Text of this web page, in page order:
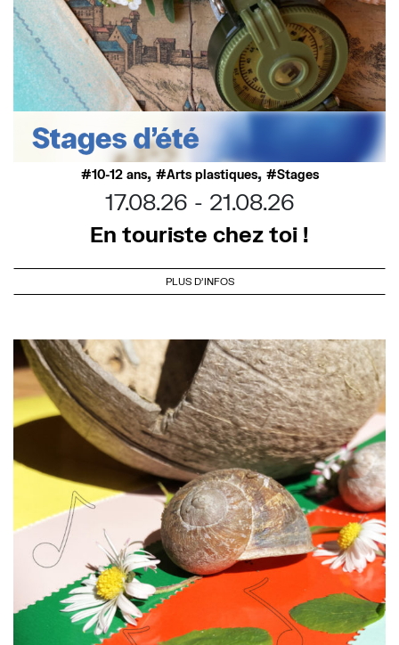
10-12 ans, Arts plastiques, Stages
17.08.26
21.08.26
En touriste chez toi !
PLUS D'INFOS